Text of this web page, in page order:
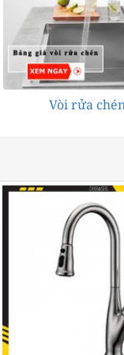
Vòi rửa